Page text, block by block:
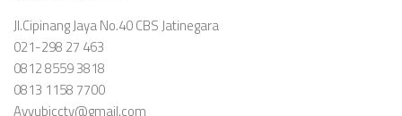
Jl.Cipinang Jaya No.40 CBS Jatinegara
021-298 27 463
0812 8559 3818
0813 1158 7700
Ayyubicctv@gmail.com